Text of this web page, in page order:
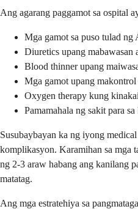
Ang agarang paggamot sa ospital
Mga gamot sa puso tulad
Diuretics upang
Blood thinner upang
Mga gamot upang
Oxygen therapy kung
Pamamahala ng sakit para
Susubaybayan ka ng iyong
komplikasyon. Karamihan sa mga
ng 2-3 araw habang ang kanilang
matatag.
Ang mga estratehiya sa